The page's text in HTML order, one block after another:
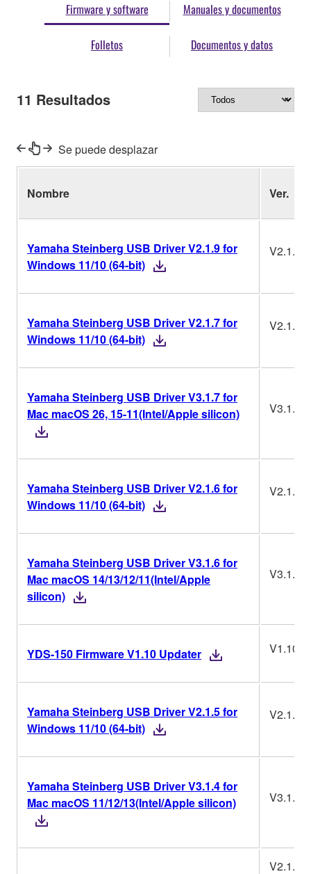
Firmware y software Manuales y documentos
Folletos Documentos y datos
11 Resultados
Se puede desplazar
Nombre Ver.
Yamaha Steinberg USB Driver V2.1.9 for
Windows 11/10 (64-bit)
V2.1.9
Yamaha Steinberg USB Driver V2.1.7 for
Windows 11/10 (64-bit)
V2.1.7
Yamaha Steinberg USB Driver V3.1.7 for
Mac macOS 26, 15-11(Intel/Apple silicon)
V3.1.7
Yamaha Steinberg USB Driver V2.1.6 for
Windows 11/10 (64-bit)
V2.1.6
Yamaha Steinberg USB Driver V3.1.6 for
Mac macOS 14/13/12/11(Intel/Apple
silicon)
V3.1.6
YDS-150 Firmware V1.10 Updater V1.10
Yamaha Steinberg USB Driver V2.1.5 for
Windows 11/10 (64-bit)
V2.1.5
Yamaha Steinberg USB Driver V3.1.4 for
Mac macOS 11/12/13(Intel/Apple silicon)
V3.1.4
V2.1.3